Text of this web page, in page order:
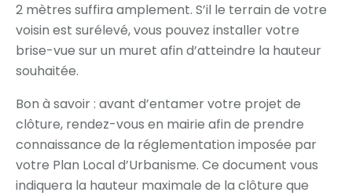
2 mètres suffira amplement. S’il le terrain de votre
voisin est surélevé, vous pouvez installer votre
brise-vue sur un muret afin d’atteindre la hauteur
souhaitée.
Bon à savoir : avant d’entamer votre projet de
clôture, rendez-vous en mairie afin de prendre
connaissance de la réglementation imposée par
votre Plan Local d’Urbanisme. Ce document vous
indiquera la hauteur maximale de la clôture que